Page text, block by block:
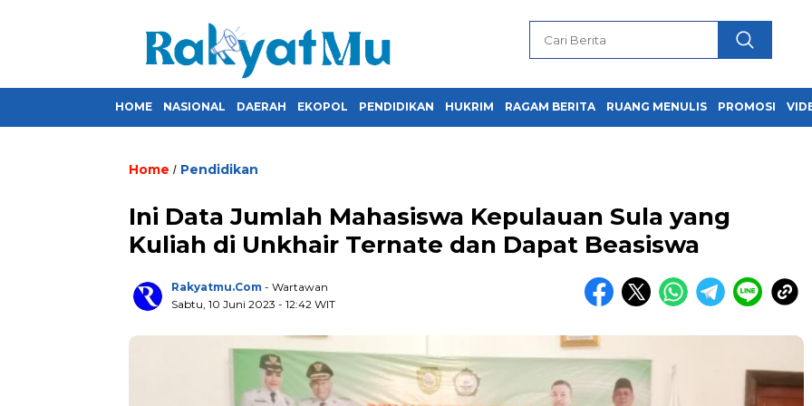
HOME NASIONAL DAERAH EKOPOL PENDIDIKAN HUKRIM RAGAM BERITA RUANG MENULIS PROMOSI
Home / Pendidikan
Ini Data Jumlah Mahasiswa Kepulauan Sula yang
Kuliah di Unkhair Ternate dan Dapat Beasiswa
Rakyatmu.com - Wartawan
Sabtu, 10 Juni 2023 - 12:42 WIT